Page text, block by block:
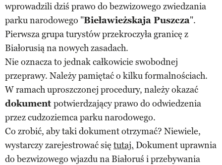
wprowadzili dziś prawo do bezwizowego zwiedzania
parku narodowego "Bieławieżskaja Puszcza".
Pierwsza grupa turystów przekroczyła granicę z
Białorusią na nowych zasadach.
Nie oznacza to jednak całkowicie swobodnej
przeprawy. Należy pamiętać o kilku formalnościach.
W ramach uproszczonej procedury, należy okazać
dokument potwierdzający prawo do odwiedzenia
przez cudzoziemca parku narodowego.
Co zrobić, aby taki dokument otrzymać? Niewiele,
wystarczy zarejestrować się tutaj. Dokument uprawnia
do bezwizowego wjazdu na Białoruś i przebywania